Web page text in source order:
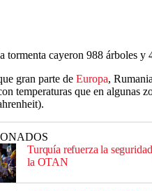
tormenta cayeron 988 árboles y
gran parte de Europa,
temperaturas que en algunas
Turquía refuerza la
la OTAN